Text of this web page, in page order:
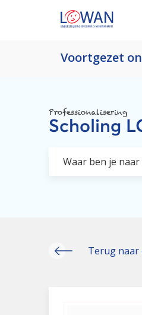
Voortgezet
Professionalisering
Scholing
Terug naar